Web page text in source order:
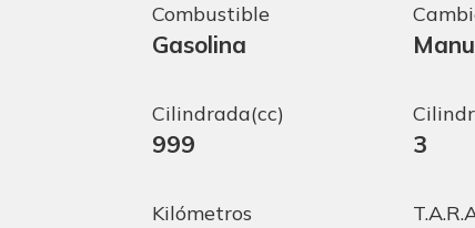
Combustible
Gasolina
Cilindrada(cc)
999 3
Kilómetros